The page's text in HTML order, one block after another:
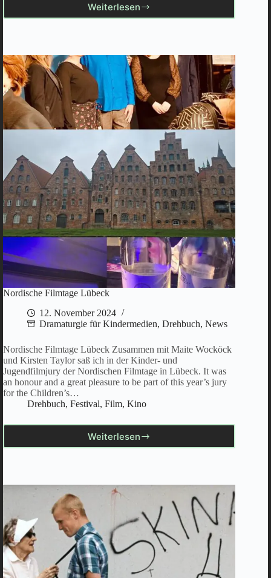
Weiterlesen
2x
MDM
Nordische Filmtage Lübeck
12. November 2024
Dramaturgie für Kindermedien, Drehbuch, News
Nordische Filmtage Lübeck Zusammen mit Maite Wocköck
und Kirsten Taylor saß ich in der Kinder- und
Jugendfilmjury der Nordischen Filmtage in Lübeck. It was
an honour and a great pleasure to be part of this year’s jury
for the Children’s…
Drehbuch, Festival, Film, Kino
Weiterlesen
Nordische